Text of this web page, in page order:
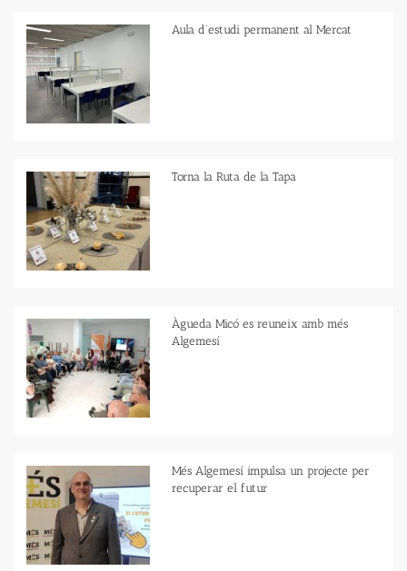
Aula d’estudi permanent al Mercat
Torna la Ruta de la Tapa
Àgueda Micó es reuneix amb més
Algemesí
Més Algemesí impulsa un projecte per
recuperar el futur